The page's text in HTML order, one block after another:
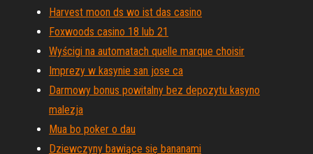
Harvest moon ds wo ist das casino
Foxwoods casino 18 lub 21
Wyścigi na automatach quelle marque choisir
Imprezy w kasynie san jose ca
Darmowy bonus powitalny bez depozytu kasyno
malezja
Mua bo poker o dau
Dziewczyny bawiące się bananami